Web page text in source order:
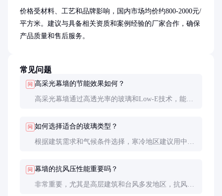
价格受材料、工艺和品牌影响，国内市场均价约800-2000元/
平方米。建议与具备相关资质和案例经验的厂家合作，确保
产品质量和售后服务。
常见问题
问 高采光幕墙的节能效果如何？
高采光幕墙通过高透光率的玻璃和Low-E技术，能显
问 如何选择适合的玻璃类型？
根据建筑需求和气候条件选择，寒冷地区建议用中空
问 幕墙的抗风压性能重要吗？
非常重要，尤其是高层建筑和台风多发地区，抗风压